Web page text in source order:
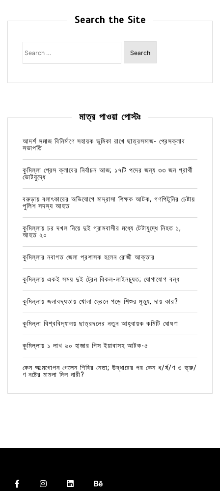
Search the Site
Search
for:
মাত্র পাওয়া পোস্টঃ
আদর্শ সমাজ বিনির্মাণে সহায়ক ভুমিকা রাখে ছাত্রসমাজ- প্রেসক্লাব
সভাপতি
কুমিল্লা প্রেস ক্লাবের নির্বাচন আজ; ১৭টি পদের জন্য ৩৩ জন প্রার্থী
ভোটযুদ্ধে
বরুড়ায় বলাৎকারের অভিযোগে মাদ্রাসা শিক্ষক আটক, গণপিটুনির চেষ্টায়
পুলিশ সদস্য আহত
কুমিল্লায় চর দখল নিয়ে দুই গ্রামবাসীর মধ্যে টেটাযুদ্ধে নিহত ১,
আহত ২০
কুমিল্লার নবাগত জেলা প্রশাসক হলেন রোজী আক্তার
কুমিল্লায় একই সময় দুই ট্রেন বিকল-লাইনচ্যুত; যোগাযোগ বন্ধ
কুমিল্লায় জলাবদ্ধতায় খোলা ড্রেনে পড়ে শিশুর মৃত্যু, দায় কার?
কুমিল্লা বিশ্ববিদ্যালয় ছাত্রদলের নতুন আহ্বায়ক কমিটি ঘোষণা
কুমিল্লায় ১ লাখ ৬০ হাজার পিস ইয়াবাসহ আটক-৫
কেন আত্মগোপন গেলেন শিবির নেতা; উদ্ধারের পর কেন ধ/র্ষ/ণ ও ভ্রু/
ণ নষ্টের মামলা দিল নারী?